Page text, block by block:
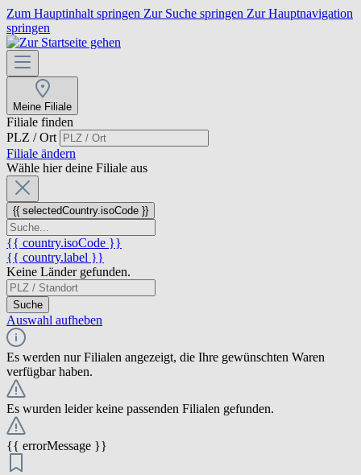
Zum Hauptinhalt springen Zur Suche springen Zur Hauptnavigation
springen
Meine Filiale
Filiale finden
PLZ / Ort
Filiale ändern
Wähle hier deine Filiale aus
{{ selectedCountry.isoCode }}
{{ country.isoCode }}
{{ country.label }}
Keine Länder gefunden.
Suche
Auswahl aufheben
Es werden nur Filialen angezeigt, die Ihre gewünschten Waren
verfügbar haben.
Es wurden leider keine passenden Filialen gefunden.
{{ errorMessage }}